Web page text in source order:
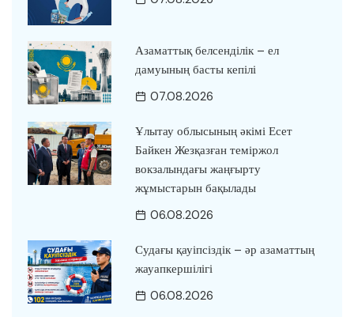
Азаматтық белсенділік – ел
дамуының басты кепілі
07.08.2026
Ұлытау облысының әкімі Есет
Байкен Жезқазған теміржол
вокзалындағы жаңғырту
жұмыстарын бақылады
06.08.2026
Судағы қауіпсіздік – әр азаматтың
жауапкершілігі
06.08.2026